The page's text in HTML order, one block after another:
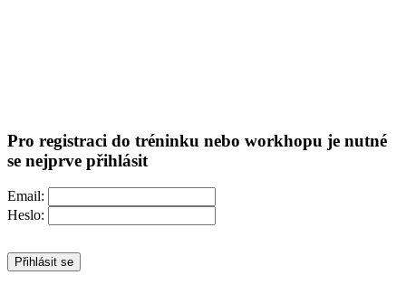
Pro registraci do tréninku nebo workhopu je nutné
se nejprve přihlásit
Email:
Heslo:
Přihlásit se